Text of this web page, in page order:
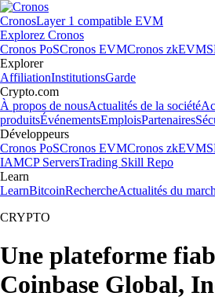
CronosLayer 1 compatible EVM
Explorez Cronos
Cronos PoSCronos EVMCronos zkEVM
Explorer
AffiliationInstitutionsGarde
Crypto.com
À propos de nousActualités de la société
produitsÉvénementsEmploisPartenaires
Développeurs
Cronos PoSCronos EVMCronos zkEVM
IAMCP ServersTrading Skill Repo
Learn
LearnBitcoinRechercheActualités du
CRYPTO
Une plateforme
Coinbase Global,